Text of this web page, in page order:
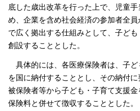
底した歳出改革を行った上で、児童
め、企業を含め社会経済の参加者全
で広く拠出する仕組みとして、子ど
創設することとした。
具体的には、各医療保険者は、子
を国に納付することとし、その納付に
被保険者等から子ども・子育て支援
保険料と併せて徴収することとした。